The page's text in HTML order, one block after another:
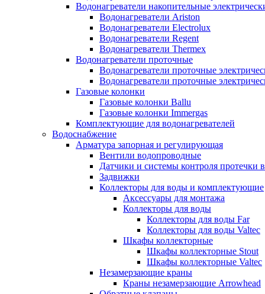
Водонагреватели накопительные
Водонагреватели Ariston
Водонагреватели Electrolux
Водонагреватели Regent
Водонагреватели Thermex
Водонагреватели проточные
Водонагреватели проточные
Водонагреватели проточные
Газовые колонки
Газовые колонки Ballu
Газовые колонки Immergas
Комплектующие для водонагревателей
Водоснабжение
Арматура запорная и регулирующая
Вентили водопроводные
Датчики и системы контроля протечки
Задвижки
Коллекторы для воды и комплектующие
Аксессуары для монтажа
Коллекторы для воды
Коллекторы для воды Far
Коллекторы для воды Valtec
Шкафы коллекторные
Шкафы коллекторные Stout
Шкафы коллекторные Valtec
Незамерзающие краны
Краны незамерзающие Arrowhead